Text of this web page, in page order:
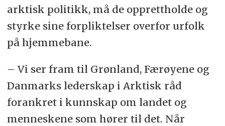
arktisk politikk, må de opprettholde og
styrke sine forpliktelser overfor urfolk
på hjemmebane.
– Vi ser fram til Grønland, Færøyene og
Danmarks lederskap i Arktisk råd
forankret i kunnskap om landet og
menneskene som hører til det. Når